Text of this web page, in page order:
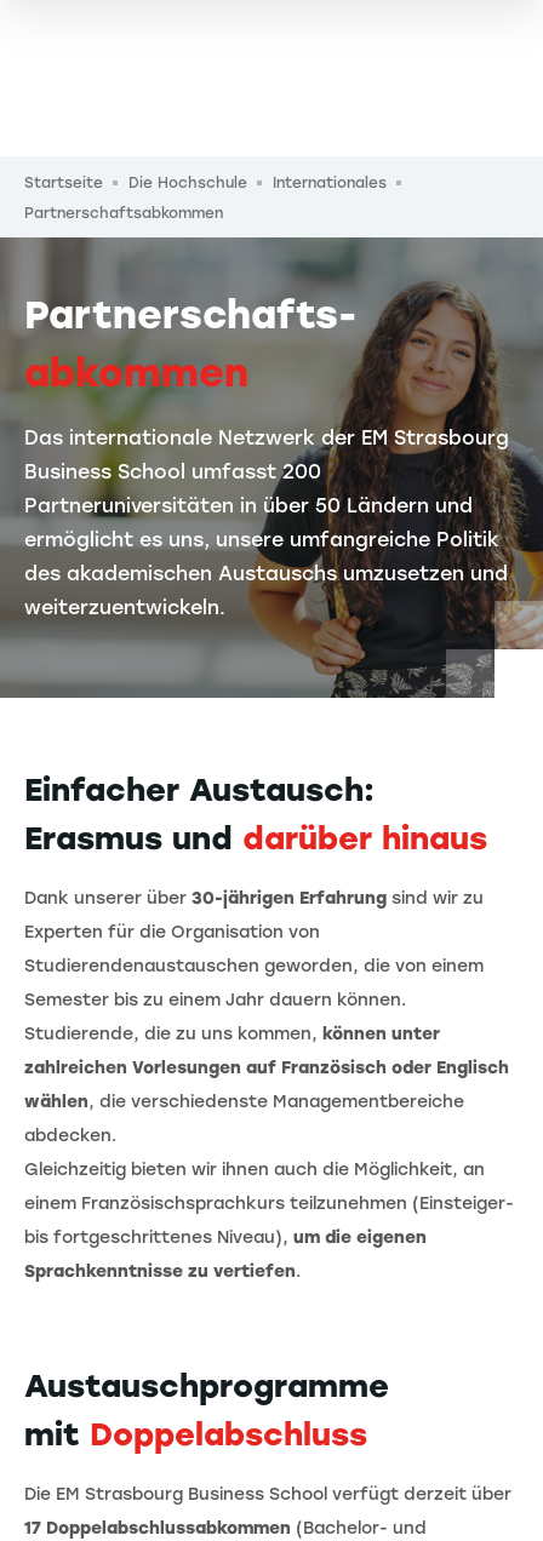
Pfadnavigation
Startseite Die Hochschule
Internationales
Partnerschaftsabkommen
Partnerschafts-
abkommen
Das internationale Netzwerk der EM Strasbourg
Business School umfasst 200
Partneruniversitäten in über 50 Ländern und
ermöglicht es uns, unsere umfangreiche Politik
des akademischen Austauschs umzusetzen und
weiterzuentwickeln.
Einfacher Austausch:
Erasmus und darüber hinaus
Dank unserer über 30-jährigen Erfahrung sind wir zu
Experten für die Organisation von
Studierendenaustauschen geworden, die von einem
Semester bis zu einem Jahr dauern können.
Studierende, die zu uns kommen, können unter
zahlreichen Vorlesungen auf Französisch oder Englisch
wählen, die verschiedenste Managementbereiche
abdecken.
Gleichzeitig bieten wir ihnen auch die Möglichkeit, an
einem Französischsprachkurs teilzunehmen (Einsteiger-
bis fortgeschrittenes Niveau), um die eigenen
Sprachkenntnisse zu vertiefen.
Austauschprogramme
mit Doppelabschluss
Die EM Strasbourg Business School verfügt derzeit über
17 Doppelabschlussabkommen (Bachelor- und